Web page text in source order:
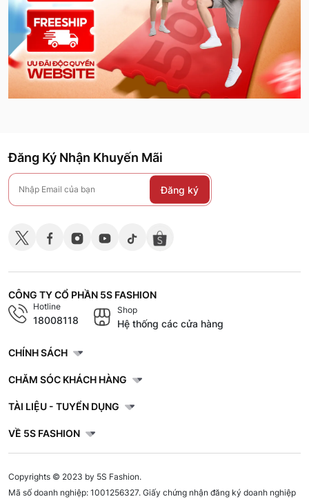
Đăng Ký Nhận Khuyến Mãi
Đăng ký
CÔNG TY CỔ PHẦN 5S FASHION
Hotline
18008118
Shop
Hệ thống các cửa hàng
CHÍNH SÁCH
CHĂM SÓC KHÁCH HÀNG
TÀI LIỆU - TUYỂN DỤNG
VỀ 5S FASHION
Copyrights © 2023 by 5S Fashion.
Mã số doanh nghiệp: 1001256327. Giấy chứng nhận đăng ký doanh nghiệp